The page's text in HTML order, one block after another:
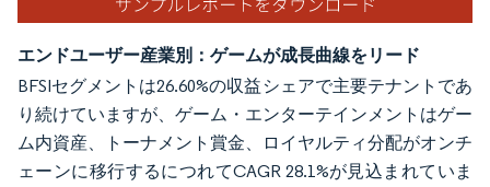
エンドユーザー産業別：ゲームが成長曲線をリード
BFSIセグメントは26.60%の収益シェアで主要テナントであ
り続けていますが、ゲーム・エンターテインメントはゲー
ム内資産、トーナメント賞金、ロイヤルティ分配がオンチ
ェーンに移行するにつれてCAGR 28.1%が見込まれていま